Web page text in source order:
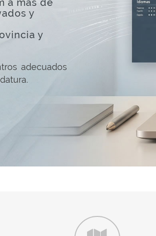
a más de
y
y
adecuados